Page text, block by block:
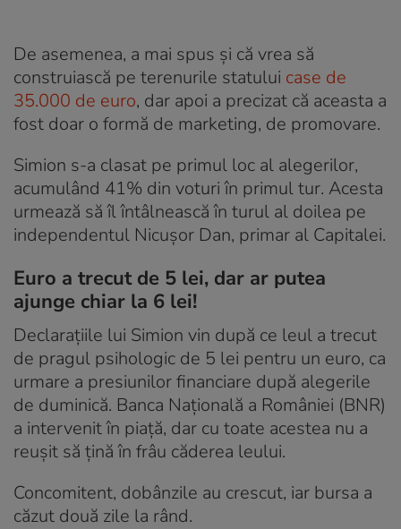
De asemenea, a mai spus și că vrea să
construiască pe terenurile statului case de
35.000 de euro, dar apoi a precizat că aceasta a
fost doar o formă de marketing, de promovare.
Simion s-a clasat pe primul loc al alegerilor,
acumulând 41% din voturi în primul tur. Acesta
urmează să îl întâlnească în turul al doilea pe
independentul Nicușor Dan, primar al Capitalei.
Euro a trecut de 5 lei, dar ar putea
ajunge chiar la 6 lei!
Declarațiile lui Simion vin după ce leul a trecut
de pragul psihologic de 5 lei pentru un euro, ca
urmare a presiunilor financiare după alegerile
de duminică. Banca Națională a României (BNR)
a intervenit în piață, dar cu toate acestea nu a
reușit să țină în frâu căderea leului.
Concomitent, dobânzile au crescut, iar bursa a
căzut două zile la rând.